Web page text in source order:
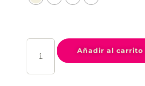
Añadir al carrito